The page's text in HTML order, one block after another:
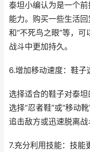
泰坦小编认为是一个
能力。购买一些生活回
和“不死鸟之眼”等，
战斗中更加持久。
6.增加移动速度：鞋子
选择适合的鞋子对泰坦
选择“忍者鞋”或“移动
追击敌方或迅速脱离战
7.充分利用技能：技能